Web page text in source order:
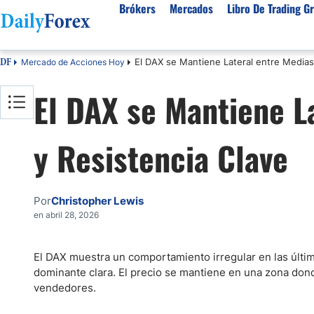
Brókers
España
Argentina
Rep. Dominicana
Mexico
Costa Rica
Guatemala
Cuba
El Salvador
Mercados
Divisas
EUR/USD
USD/COP
USD/PEN
Todas las
Materias Primas
Oro (XAU/USD)
Plata (XAG/
Petróleo WTI
Todas las
Libro De Trading
Sobre Nosotros
Política editorial
Cómo generamos ingresos
Nuestra metodología
Por qué confiar en nosotros
DF Mercado de Acciones Hoy El DAX se Mantiene Lateral entre
El DAX se Mantiene
y Resistencia Clave
PorChristopher Lewis
en abril 28, 2026
El DAX muestra un comportamiento irregular en las
dominante clara. El precio se mantiene en una zona
vendedores.